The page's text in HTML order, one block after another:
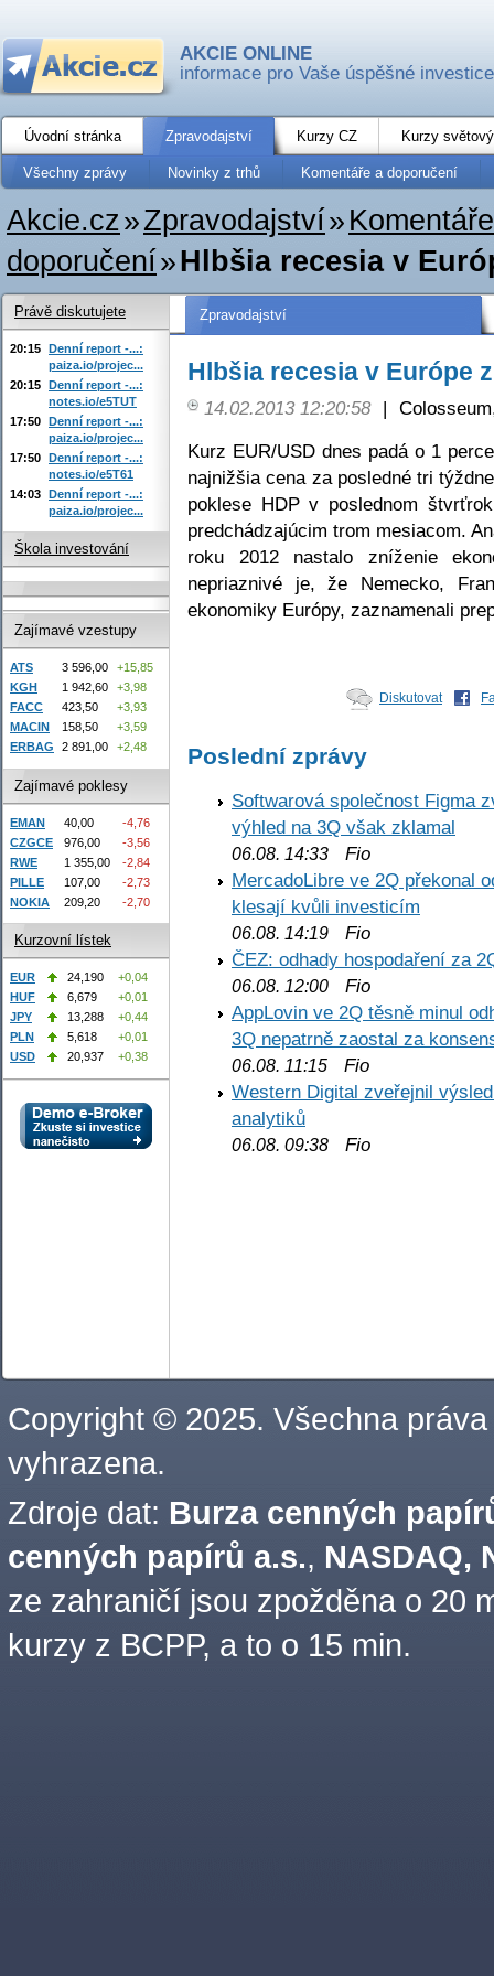
AKCIE ONLINE
informace pro Vaše úspěšné investice
Úvodní stránka Zpravodajství Kurzy CZ Kurzy
Všechny zprávy Novinky z trhů Komentáře a doporučení
Akcie.cz»Zpravodajství»
doporučení»Hlbšia recesia v
Zpravodajství
Hlbšia recesia v Európe
14.02.2013 12:20:58 |
Kurz EUR/USD dnes padá o 1
najnižšia cena za posledné tri
poklese HDP v poslednom
predchádzajúcim trom mesiacom.
roku 2012 nastalo zníženie
nepriaznivé je, že Nemecko,
ekonomiky Európy, zaznamenali
Diskutovat
Poslední zprávy
Softwarová společnost Figma
výhled na 3Q však zklamal
06.08. 14:33 Fio
MercadoLibre ve 2Q překonal
klesají kvůli investicím
06.08. 14:19 Fio
ČEZ: odhady hospodaření za
06.08. 12:00 Fio
AppLovin ve 2Q těsně minul
3Q nepatrně zaostal za
06.08. 11:15 Fio
Western Digital zveřejnil
analytiků
06.08. 09:38 Fio
Právě diskutujete
20:15 Denní report -...:
paiza.io/projec...
20:15 Denní report -...:
notes.io/e5TUT
17:50 Denní report -...:
paiza.io/projec...
17:50 Denní report -...:
notes.io/e5T61
14:03 Denní report -...:
paiza.io/projec...
Škola investování
Zajímavé vzestupy
ATS 3 596,00
+15,85
KGH
1 942,60
+3,98
FACC
423,50
+3,93
MACIN
158,50
+3,59
ERBAG
2 891,00 +2,48
Zajímavé poklesy
EMAN 40,00
-4,76
CZGCE
976,00
-3,56
RWE
1 355,00
-2,84
PILLE
107,00
-2,73
NOKIA
209,20 -2,70
Kurzovní lístek
EUR 24,190
+0,04
HUF
6,679
+0,01
JPY
13,288
+0,44
PLN
5,618
+0,01
USD
20,937 +0,38
Copyright © 2025. Všechna práva
vyhrazena.
Zdroje dat: Burza cenných
cenných papírů a.s., NASDAQ,
ze zahraničí jsou zpožděna o 20
kurzy z BCPP, a to o 15 min.